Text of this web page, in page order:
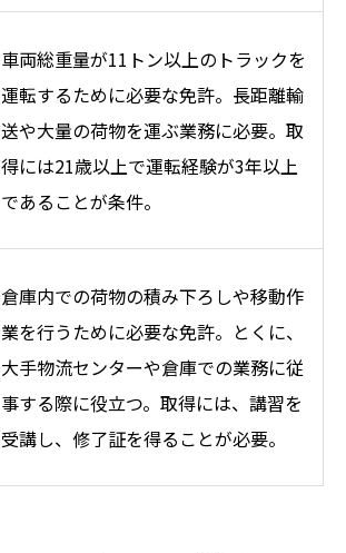
車両総重量が11トン以上のトラックを
運転するために必要な免許。長距離輸
送や大量の荷物を運ぶ業務に必要。取
得には21歳以上で運転経験が3年以上
であることが条件。
倉庫内での荷物の積み下ろしや移動作
業を行うために必要な免許。とくに、
大手物流センターや倉庫での業務に従
事する際に役立つ。取得には、講習を
受講し、修了証を得ることが必要。